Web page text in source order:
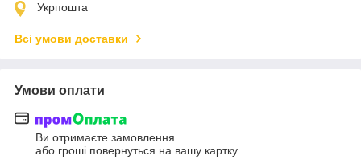
Укрпошта
Всі умови доставки
Умови оплати
Ви отримаєте замовлення
або гроші повернуться на вашу картку